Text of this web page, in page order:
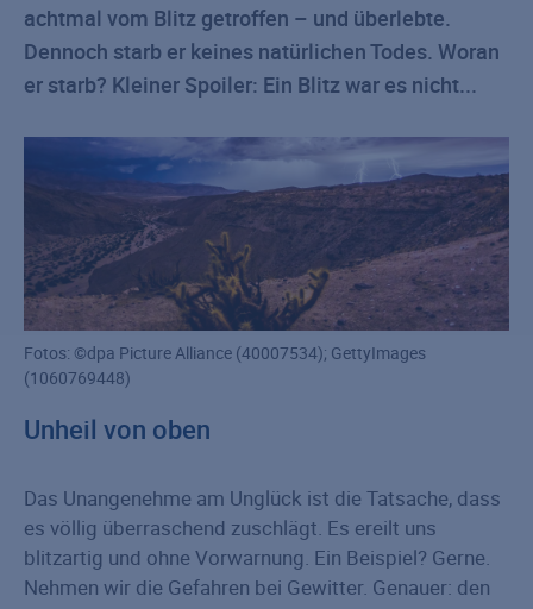
achtmal vom Blitz getroffen – und überlebte.
Dennoch starb er keines natürlichen Todes. Woran
er starb? Kleiner Spoiler: Ein Blitz war es nicht...
Fotos: ©dpa Picture Alliance (40007534); GettyImages
(1060769448)
Unheil von oben
Das Unangenehme am Unglück ist die Tatsache, dass
es völlig überraschend zuschlägt. Es ereilt uns
blitzartig und ohne Vorwarnung. Ein Beispiel? Gerne.
Nehmen wir die Gefahren bei Gewitter. Genauer: den